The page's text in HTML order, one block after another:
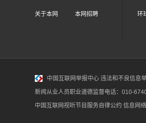
关于本网 本网招聘 环
中国互联网举报中心 违法和不良信息
新闻从业人员职业道德监督电话：010-
中国互联网视听节目服务自律公约 信息网